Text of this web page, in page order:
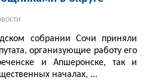
собрании Сочи приняли
организующие работу его
и Апшеронске, так и
началах, ...